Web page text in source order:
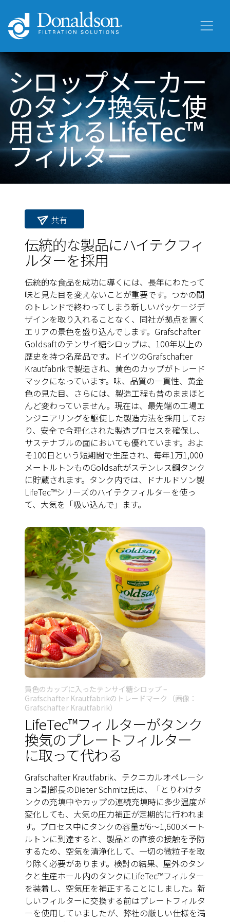
シロップメーカー
のタンク換気に使
用されるLifeTec™
フィルター
共有
伝統的な製品にハイテクフィ
ルターを採用
伝統的な食品を成功に導くには、長年にわたって
味と見た目を変えないことが重要です。つかの間
のトレンドで終わってしまう新しいパッケージデ
ザインを取り入れることなく、同社が拠点を置く
エリアの景色を盛り込んでします。Grafschafter
Goldsaftのテンサイ糖シロップは、100年以上の
歴史を持つ名産品です。ドイツのGrafschafter
Krautfabrikで製造され、黄色のカップがトレード
マックになっています。味、品質の一貫性、黄金
色の見た目、さらには、製造工程も昔のままほと
んど変わっていません。現在は、最先端の工場エ
ンジニアリングを駆使した製造方法を採用してお
り、安全で合理化された製造プロセスを確保し、
サステナブルの面においても優れています。およ
そ100日という短期間で生産され、毎年1万1,000
メートルトンものGoldsaftがステンレス鋼タンク
に貯蔵されます。タンク内では、ドナルドソン製
LifeTec™シリーズのハイテクフィルターを使っ
て、大気を「吸い込んで」ます。
黄色のカップに入ったテンサイ糖シロップ –
Grafschafter Krautfabrikのトレードマーク（画像：
Grafschafter Krautfabrik）
LifeTec™フィルターがタンク
換気のプレートフィルター
に取って代わる
Grafschafter Krautfabrik、テクニカルオペレーシ
ョン副部長のDieter Schmitz氏は、「とりわけタ
ンクの充填中やカップの連続充填時に多少温度が
変化しても、大気の圧力補正が定期的に行われま
す。プロセス中にタンクの容量が6～1,600メート
ルトンに到達すると、製品との直接の接触を予防
するため、空気を清浄化して、一切の微粒子を取
り除く必要があります。検討の結果、屋外のタン
クと生産ホール内のタンクにLifeTec™フィルター
を装着し、空気圧を補正することにしました。新
しいフィルターに交換する前はプレートフィルタ
ーを使用していましたが、弊社の厳しい仕様を満